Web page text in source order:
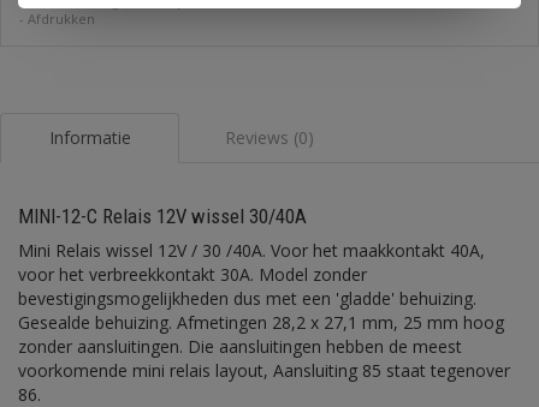
- Afdrukken
Informatie Reviews (0)
MINI-12-C Relais 12V wissel 30/40A
Mini Relais wissel 12V / 30 /40A. Voor het maakkontakt 40A,
voor het verbreekkontakt 30A. Model zonder
bevestigingsmogelijkheden dus met een 'gladde' behuizing.
Gesealde behuizing. Afmetingen 28,2 x 27,1 mm, 25 mm hoog
zonder aansluitingen. Die aansluitingen hebben de meest
voorkomende mini relais layout, Aansluiting 85 staat tegenover
86.